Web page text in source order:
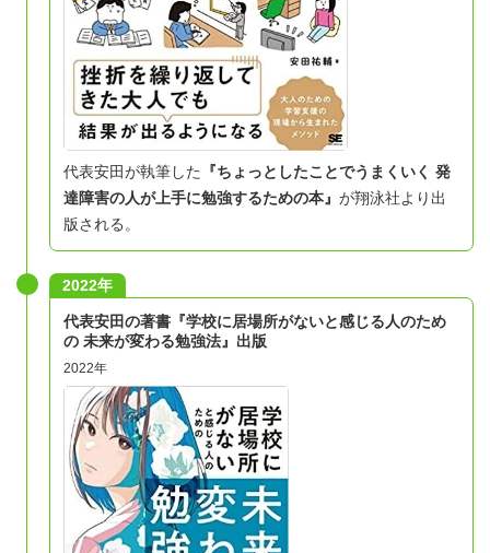
代表安田が執筆した 『ちょっとしたことでうまくいく 発
達障害の人が上手に勉強するための本』 が翔泳社より出
版される。
2022年
代表安田の著書『学校に居場所がないと感じる人のため
の 未来が変わる勉強法』出版
2022年